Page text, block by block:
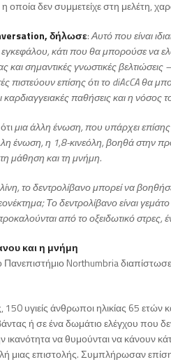
οποία δεν συμμετείχε στη μελέτη,
δήλωσε:Αυτό που είναι
κάτι που θα μπορούσε να
και σημαντικές γνωστικές
πιστεύουν επίσης ότι το diAcCA
παθήσεις και η νόσος
μια άλλη ένωση, που υπάρχει
ένωση, η 1,8-κινεόλη, βοηθά στην
μάθηση και τη μνήμη.
το δεντρολίβανο μπορεί να
Το δεντρολίβανο είναι
από το οξειδωτικό στρες,
και η μνήμη
Northumbria
υγιείς άνθρωποι ηλικίας 65
ή σε ένα δωμάτιο ελέγχου που
ικανότητα να θυμούνται να κάνουν
μιας επιστολής. Συμπλήρωσαν